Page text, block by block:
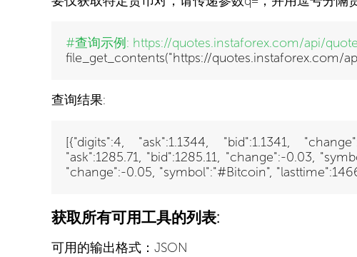
#查询示例: https://quotes.instaforex.com/api/
file_get_contents("https://quotes.instaforex.com/
查询结果:
[{"digits":4, "ask":1.1344, "bid":1.1341,
"ask":1285.71, "bid":1285.11, "change":-0.03,
"change":-0.05, "symbol":"#Bitcoin",
获取所有可用工具的列表:
可用的输出格式：JSON